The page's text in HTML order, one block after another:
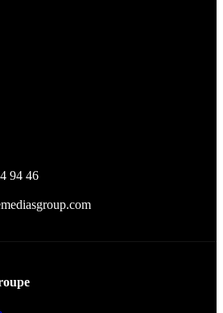
94 46